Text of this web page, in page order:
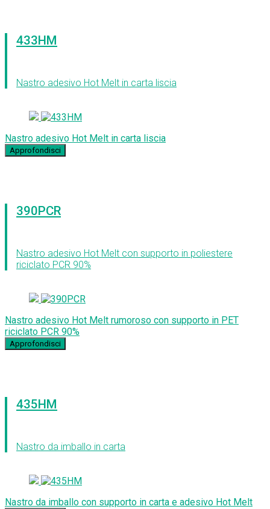
433HM
Nastro adesivo Hot Melt in carta liscia
Nastro adesivo Hot Melt in carta liscia
Approfondisci
390PCR
Nastro adesivo Hot Melt con supporto in poliestere
riciclato PCR 90%
Nastro adesivo Hot Melt rumoroso con supporto in PET
riciclato PCR 90%
Approfondisci
435HM
Nastro da imballo in carta
Nastro da imballo con supporto in carta e adesivo Hot Melt